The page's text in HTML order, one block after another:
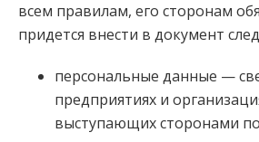
всем правилам, его сторонам
придется внести в документ
персональные данные —
предприятиях и
выступающих сторонами